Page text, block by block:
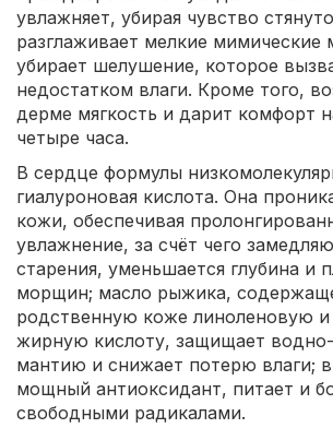
увлажняет, убирая чувство
разглаживает мелкие
убирает шелушение, которое
недостатком влаги. Кроме того,
дерме мягкость и дарит комфорт
четыре часа.
В сердце формулы
гиалуроновая кислота. Она
кожи, обеспечивая
увлажнение, за счёт чего
старения, уменьшается глубина и
морщин; масло рыжика,
родственную коже линоленовую
жирную кислоту, защищает
мантию и снижает потерю влаги;
мощный антиоксидант, питает и
свободными радикалами.